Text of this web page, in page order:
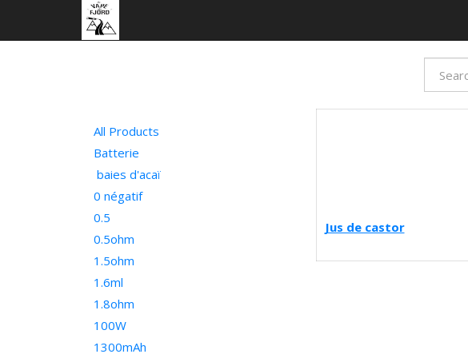
All Products
Batterie
baies d'acaï
0 négatif
0.5
0.5ohm
1.5ohm
1.6ml
1.8ohm
100W
1300mAh
Jus de castor